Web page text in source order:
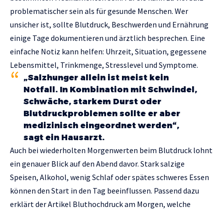
problematischer sein als für gesunde Menschen. Wer
unsicher ist, sollte Blutdruck, Beschwerden und Ernährung
einige Tage dokumentieren und ärztlich besprechen. Eine
einfache Notiz kann helfen: Uhrzeit, Situation, gegessene
Lebensmittel, Trinkmenge, Stresslevel und Symptome.
„Salzhunger allein ist meist kein
Notfall. In Kombination mit Schwindel,
Schwäche, starkem Durst oder
Blutdruckproblemen sollte er aber
medizinisch eingeordnet werden“,
sagt ein Hausarzt.
Auch bei wiederholten Morgenwerten beim Blutdruck lohnt
ein genauer Blick auf den Abend davor. Stark salzige
Speisen, Alkohol, wenig Schlaf oder spätes schweres Essen
können den Start in den Tag beeinflussen. Passend dazu
erklärt der Artikel Bluthochdruck am Morgen, welche